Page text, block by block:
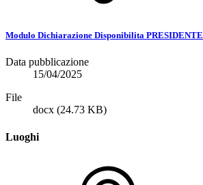
Modulo Dichiarazione Disponibilita PRESIDENTE
Data pubblicazione
15/04/2025
File
docx (24.73 KB)
Luoghi